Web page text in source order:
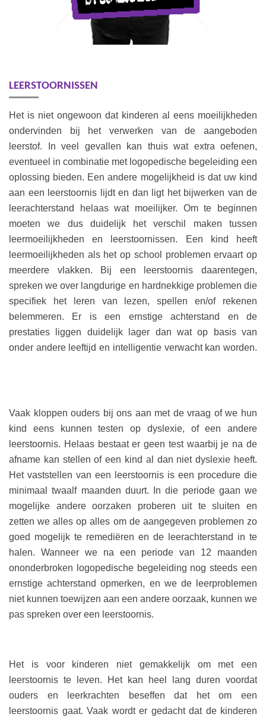
LEERSTOORNISSEN
Het is niet ongewoon dat kinderen al eens moeilijkheden
ondervinden bij het verwerken van de aangeboden
leerstof. In veel gevallen kan thuis wat extra oefenen,
eventueel in combinatie met logopedische begeleiding een
oplossing bieden. Een andere mogelijkheid is dat uw kind
aan een leerstoornis lijdt en dan ligt het bijwerken van de
leerachterstand helaas wat moeilijker. Om te beginnen
moeten we dus duidelijk het verschil maken tussen
leermoeilijkheden en leerstoornissen. Een kind heeft
leermoeilijkheden als het op school problemen ervaart op
meerdere vlakken. Bij een leerstoornis daarentegen,
spreken we over langdurige en hardnekkige problemen die
specifiek het leren van lezen, spellen en/of rekenen
belemmeren. Er is een ernstige achterstand en de
prestaties liggen duidelijk lager dan wat op basis van
onder andere leeftijd en intelligentie verwacht kan worden.
Vaak kloppen ouders bij ons aan met de vraag of we hun
kind eens kunnen testen op dyslexie, of een andere
leerstoornis. Helaas bestaat er geen test waarbij je na de
afname kan stellen of een kind al dan niet dyslexie heeft.
Het vaststellen van een leerstoornis is een procedure die
minimaal twaalf maanden duurt. In die periode gaan we
mogelijke andere oorzaken proberen uit te sluiten en
zetten we alles op alles om de aangegeven problemen zo
goed mogelijk te remediëren en de leerachterstand in te
halen. Wanneer we na een periode van 12 maanden
ononderbroken logopedische begeleiding nog steeds een
ernstige achterstand opmerken, en we de leerproblemen
niet kunnen toewijzen aan een andere oorzaak, kunnen we
pas spreken over een leerstoornis.
Het is voor kinderen niet gemakkelijk om met een
leerstoornis te leven. Het kan heel lang duren voordat
ouders en leerkrachten beseffen dat het om een
leerstoornis gaat. Vaak wordt er gedacht dat de kinderen